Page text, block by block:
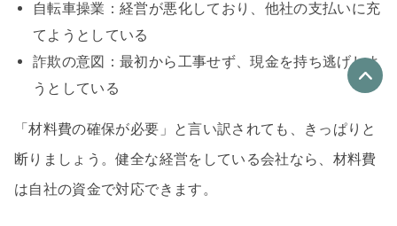
自転車操業：経営が悪化しており、他社の支払いに充
てようとしている
詐欺の意図：最初から工事せず、現金を持ち逃げしよ
うとしている
「材料費の確保が必要」と言い訳されても、きっぱりと
断りましょう。健全な経営をしている会社なら、材料費
は自社の資金で対応できます。
優良なリフォーム会社
最大4社
リフォーム会社紹介